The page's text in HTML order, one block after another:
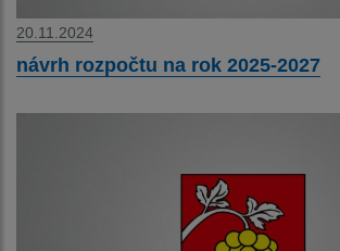
20.11.2024
návrh rozpočtu na rok 2025-2027